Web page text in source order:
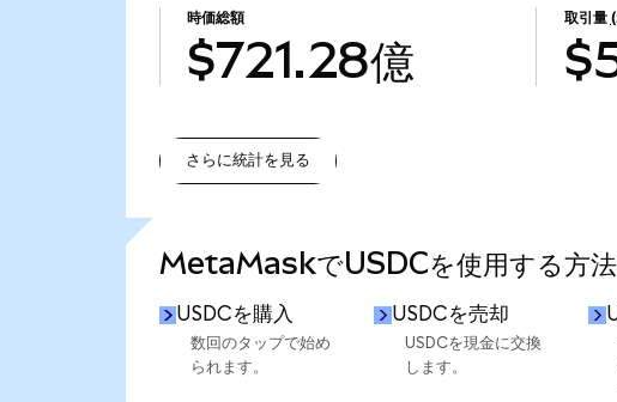
時価総額
$721.28億
取引量
さらに統計を見る
MetaMaskでUSDCを使用する方法
USDCを購入
数回のタップで始め
られます。
USDCを売却
USDCを現金に交換
します。